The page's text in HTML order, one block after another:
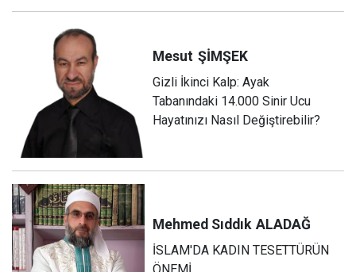
Mesut ŞİMŞEK
Gizli İkinci Kalp: Ayak
Tabanındaki 14.000 Sinir Ucu
Hayatınızı Nasıl Değiştirebilir?
Mehmed Sıddık ALADAĞ
İSLAM'DA KADIN TESETTÜRÜN